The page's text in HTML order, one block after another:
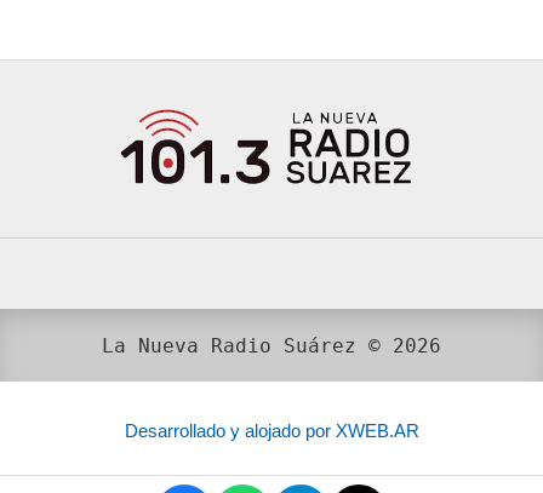
La Nueva Radio Suárez © 2026
Desarrollado y alojado por XWEB.AR